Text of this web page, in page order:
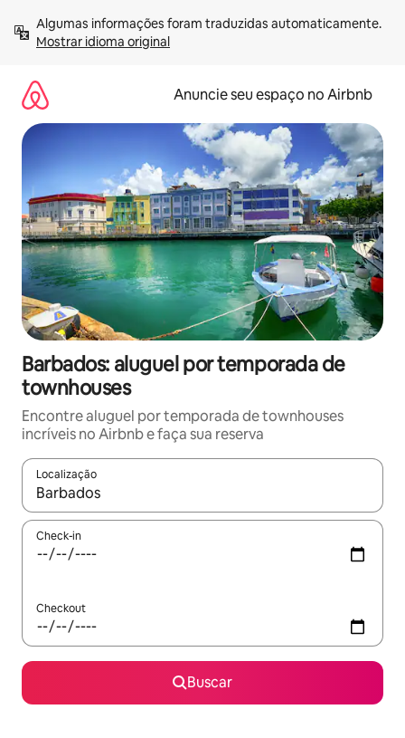
para
Mostrar idioma original
Anuncie seu espaço no Airbnb
Barbados: aluguel por temporada de
townhouses
Encontre aluguel por temporada de townhouses
incríveis no Airbnb e faça sua reserva
Localização
Quando os resultados estiverem disponíveis, explore-os
Check-in
Checkout
Buscar